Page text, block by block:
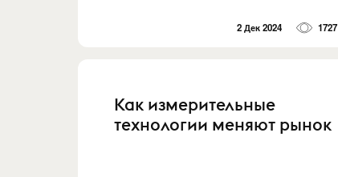
2 Дек 2024 1727
Как измерительные
технологии меняют рынок